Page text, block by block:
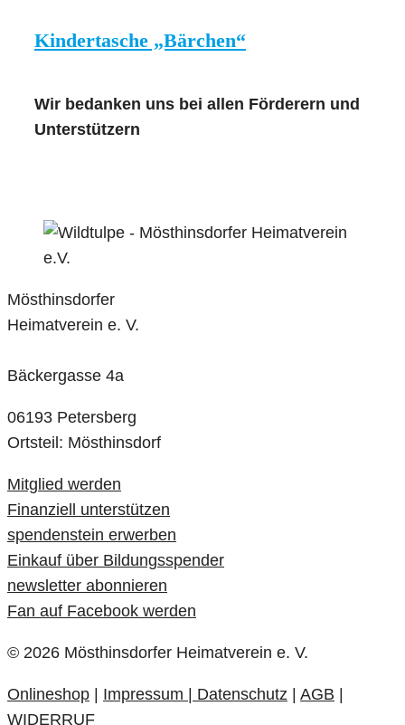
Kindertasche „Bärchen“
Wir bedanken uns bei allen Förderern und
Unterstützern
Mösthinsdorfer
Heimatverein e. V.
Bäckergasse 4a
06193 Petersberg
Ortsteil: Mösthinsdorf
Mitglied werden
Finanziell unterstützen
spendenstein erwerben
Einkauf über Bildungsspender
newsletter abonnieren
Fan auf Facebook werden
© 2026 Mösthinsdorfer Heimatverein e. V.
Onlineshop | Impressum | Datenschutz | AGB |
WIDERRUF